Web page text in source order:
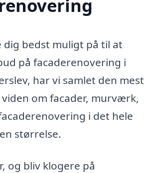
dig bedst muligt på til at
på facaderenovering i
har vi samlet den mest
om facader, murværk,
i det hele
størrelse.
og bliv klogere på